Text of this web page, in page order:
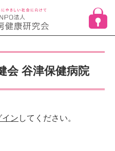
会 谷津保健病院
イン してください。